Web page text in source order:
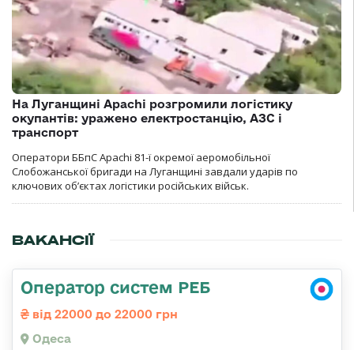
На Луганщині Apachi розгромили логістику
окупантів: уражено електростанцію, АЗС і
транспорт
Оператори ББпС Apachi 81-ї окремої аеромобільної
Слобожанської бригади на Луганщині завдали ударів по
ключових об’єктах логістики російських військ.
ВАКАНСІЇ
Оператор систем РЕБ
від 22000 до 22000 грн
Одеса